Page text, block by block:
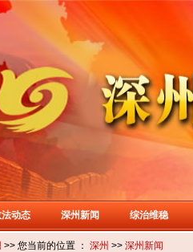
动态 深州新闻 综治维稳
>> 您当前的位置 ： 深州 >> 深州新闻